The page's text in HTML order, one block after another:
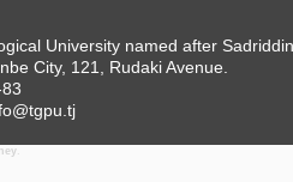
University named after Sadriddin
City, 121, Rudaki Avenue.
.